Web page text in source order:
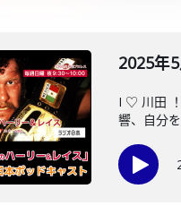
2025年
I ♡ 川田
響、自分